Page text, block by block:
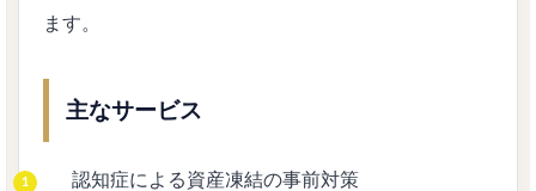
ます。
主なサービス
認知症による資産凍結の事前対策